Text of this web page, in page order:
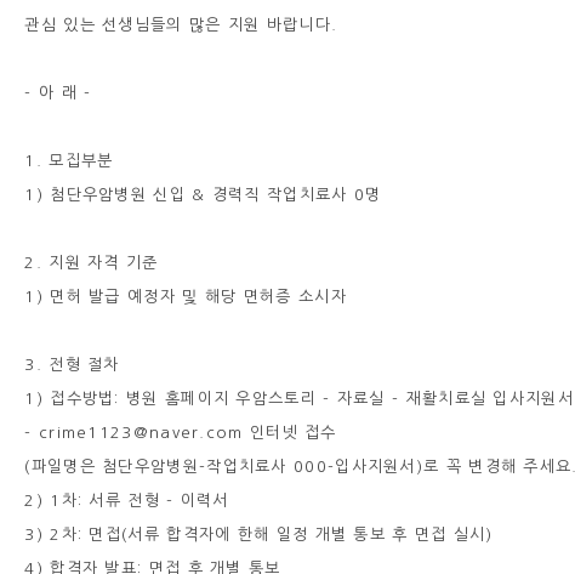
관심 있는 선생님들의 많은 지원 바랍니다.
- 아 래 -
1. 모집부분
1) 첨단우암병원 신입 & 경력직 작업치료사 0명
2. 지원 자격 기준
1) 면허 발급 예정자 및 해당 면허증 소시자
3. 전형 절차
1) 접수방법: 병원 홈페이지 우암스토리 - 자료실 - 재활치료실 입사지원
- crime1123@naver.com 인터넷 접수
(파일명은 첨단우암병원-작업치료사 000-입사지원서)로 꼭 변경해 주세요.
2) 1차: 서류 전형 - 이력서
3) 2차: 면접(서류 합격자에 한해 일정 개별 통보 후 면접 실시)
4) 합격자 발표: 면접 후 개별 통보